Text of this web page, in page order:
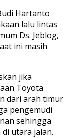
Hartanto
lalu lintas
Ds. Jeblog,
ini masih
jika
Toyota
dari arah timur
pengemudi
sehingga
utara jalan.